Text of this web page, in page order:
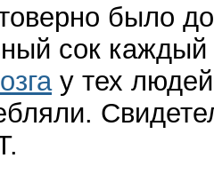
было
сок
у тех